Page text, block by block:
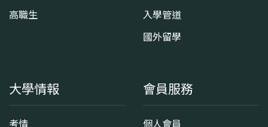
高職生
入學管道
國外留學
大學情報
考情
會員服務
個人會員